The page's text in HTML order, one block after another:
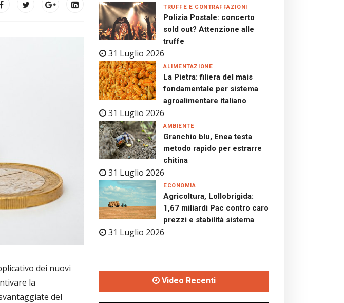
dei nuovi
la
del
Polizia Postale: concerto
sold out? Attenzione alle
truffe
31 Luglio 2026
TRUFFE E CONTRAFFAZIONI
La Pietra: filiera del mais
fondamentale per sistema
agroalimentare italiano
31 Luglio 2026
ALIMENTAZIONE
Granchio blu, Enea testa
metodo rapido per estrarre
chitina
31 Luglio 2026
AMBIENTE
Agricoltura, Lollobrigida:
1,67 miliardi Pac contro caro
prezzi e stabilità sistema
31 Luglio 2026
ECONOMIA
Video Recenti